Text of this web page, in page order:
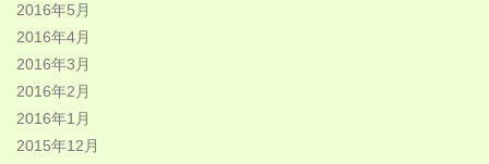
2016年5月
2016年4月
2016年3月
2016年2月
2016年1月
2015年12月